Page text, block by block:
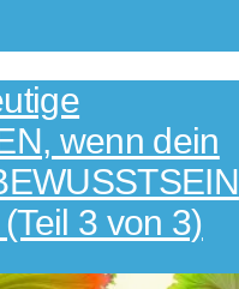
wenn dein
3 von 3)